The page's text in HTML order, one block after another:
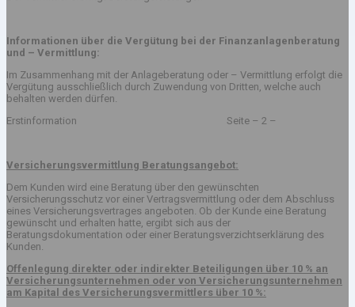
Informationen über die Vergütung bei der Finanzanlagenberatung
und – Vermittlung:
Im Zusammenhang mit der Anlageberatung oder – Vermittlung erfolgt die
Vergütung ausschließlich durch Zuwendung von Dritten, welche auch
behalten werden dürfen.
Erstinformation Seite – 2 –
Versicherungsvermittlung Beratungsangebot:
Dem Kunden wird eine Beratung über den gewünschten
Versicherungsschutz vor einer Vertragsvermittlung oder dem Abschluss
eines Versicherungsvertrages angeboten. Ob der Kunde eine Beratung
gewünscht und erhalten hatte, ergibt sich aus der
Beratungsdokumentation oder einer Beratungsverzichtserklärung des
Kunden.
Offenlegung direkter oder indirekter Beteiligungen über 10 % an
Versicherungsunternehmen oder von Versicherungsunternehmen
am Kapital des Versicherungsvermittlers über 10 %: